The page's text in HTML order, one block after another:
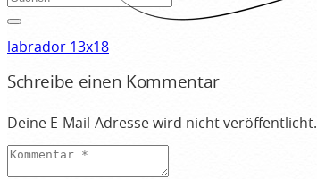
labrador 13x18
Schreibe einen Kommentar
Deine E-Mail-Adresse wird nicht veröffentlicht.